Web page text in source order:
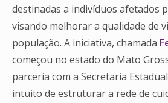
destinadas a indivíduos afetados
visando melhorar a qualidade de
população. A iniciativa, chamada
começou no estado do Mato
parceria com a Secretaria
intuito de estruturar a rede de